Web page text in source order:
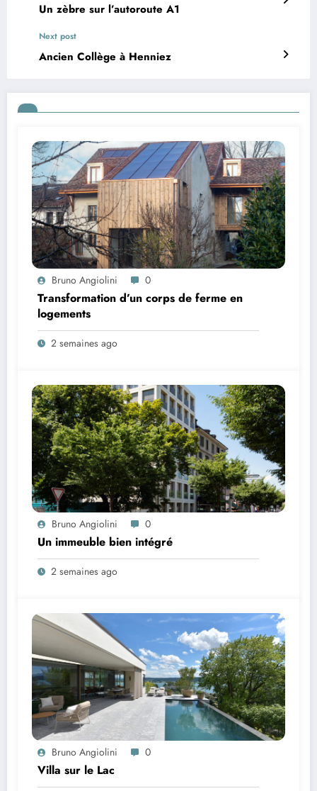
Un zèbre sur l’autoroute A1
Next post
Ancien Collège à Henniez
Bruno Angiolini 0
Transformation d’un corps de ferme en
logements
2 semaines ago
Bruno Angiolini 0
Un immeuble bien intégré
2 semaines ago
Bruno Angiolini 0
Villa sur le Lac